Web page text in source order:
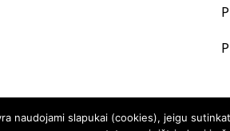
naudojami slapukai (cookies), jeigu